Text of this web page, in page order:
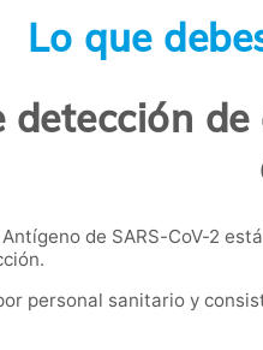
Lo que
de SARS-CoV-2
personal sanitario y